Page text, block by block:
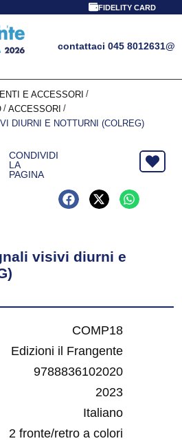
FIDELITY CARD
contattaci 045 8012631@
E ACCESSORI /
/ ACCESSORI /
DIURNI E NOTTURNI (COLREG)
CONDIVIDI
LA
PAGINA
visivi diurni e
COMP18
Edizioni il Frangente
9788836102020
2023
Italiano
2 fronte/retro a colori